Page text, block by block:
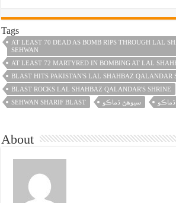
Tags
AT LEAST 70 DEAD AS BOMB RIPS THROUGH LAL
SEHWAN
AT LEAST 72 MARTYRED IN BOMBING AT LAL
BLAST HITS PAKISTAN'S LAL SHAHBAZ QALANDAR
BLAST ROCKS LAL SHAHBAZ QALANDAR'S SHRINE
SEHWAN SHARIF BLAST
سيوهڻ ڌماڪو ڌماڪو
About